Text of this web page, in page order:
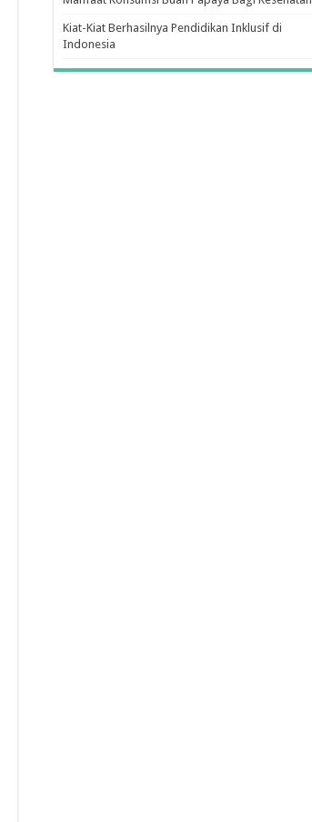
Kiat-Kiat Berhasilnya Pendidikan Inklusif di
Indonesia